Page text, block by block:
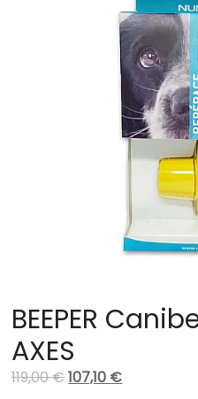
BEEPER
AXES
119,00€107,10 €